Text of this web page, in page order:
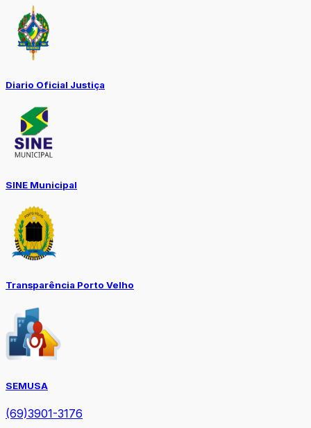
Diario Oficial Justiça
SINE Municipal
Transparência Porto Velho
SEMUSA
(69)3901-3176